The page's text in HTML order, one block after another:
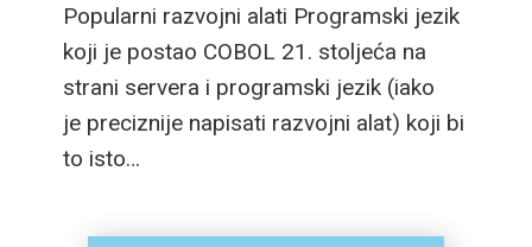
Popularni razvojni alati Programski jezik
koji je postao COBOL 21. stoljeća na
strani servera i programski jezik (iako
je preciznije napisati razvojni alat) koji bi
to isto…